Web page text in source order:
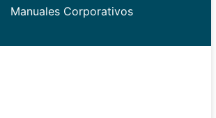
Manuales Corporativos